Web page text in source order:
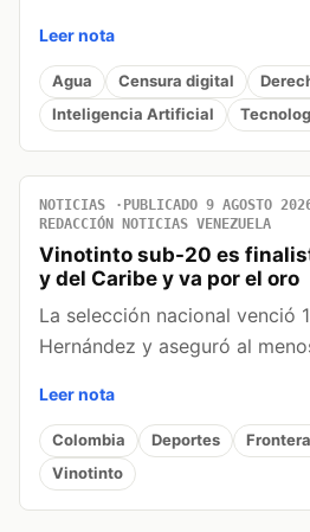
Leer nota
Agua Censura digital
Inteligencia Artificial
NOTICIAS PUBLICADO 9 AGOSTO
REDACCIÓN NOTICIAS VENEZUELA
Vinotinto sub-20 es
y del Caribe y va por el oro
La selección nacional venció
Hernández y aseguró al
Leer nota
Colombia Deportes
Vinotinto